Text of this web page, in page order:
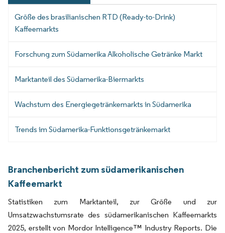
Größe des brasilianischen RTD (Ready-to-Drink)
Kaffeemarkts
Forschung zum Südamerika Alkoholische Getränke Markt
Marktanteil des Südamerika-Biermarkts
Wachstum des Energiegetränkemarkts in Südamerika
Trends im Südamerika-Funktionsgetränkemarkt
Branchenbericht zum südamerikanischen
Kaffeemarkt
Statistiken zum Marktanteil, zur Größe und zur
Umsatzwachstumsrate des südamerikanischen Kaffeemarkts
2025, erstellt von Mordor Intelligence™ Industry Reports. Die